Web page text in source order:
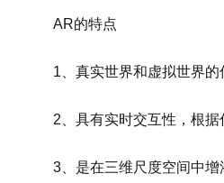
AR的特点
1、真实世界和虚拟世界的
2、具有实时交互性，根据
3、是在三维尺度空间中增